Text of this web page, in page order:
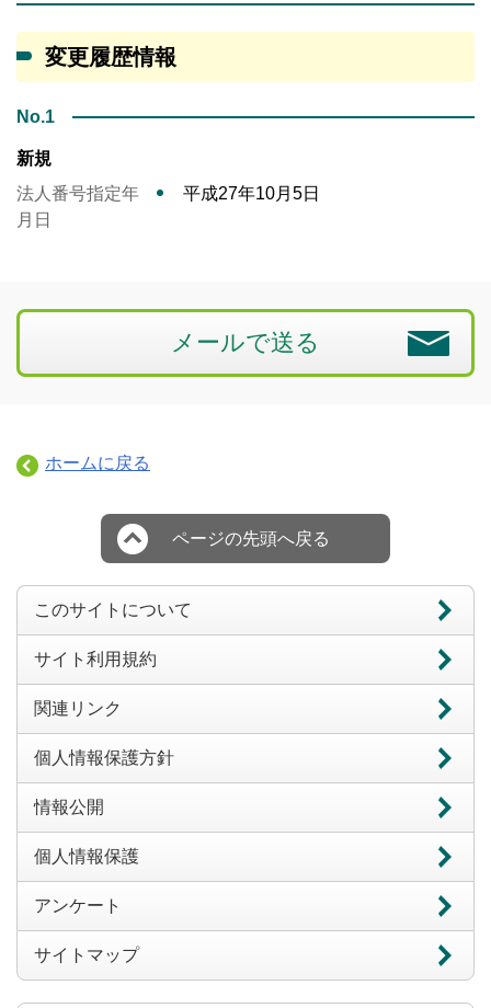
変更履歴情報
No.1
新規
法人番号指定年
月日
平成27年10月5日
メールで送る
ホームに戻る
ページの先頭へ戻る
このサイトについて
サイト利用規約
関連リンク
個人情報保護方針
情報公開
個人情報保護
アンケート
サイトマップ